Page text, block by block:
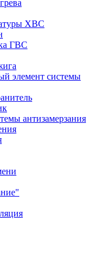
ХВС
ГВС
элемент системы
антизамерзания